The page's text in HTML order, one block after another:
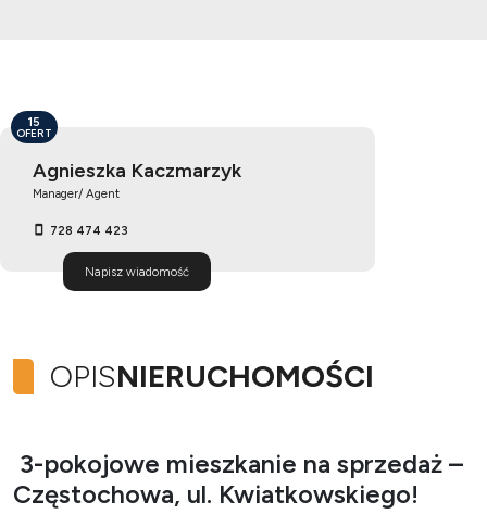
Agnieszka Kaczmarzyk
Manager/ Agent
728 474 423
Napisz wiadomość
15
OFERT
OPISNIERUCHOMOŚCI
3-pokojowe mieszkanie na sprzedaż –
Częstochowa, ul. Kwiatkowskiego!